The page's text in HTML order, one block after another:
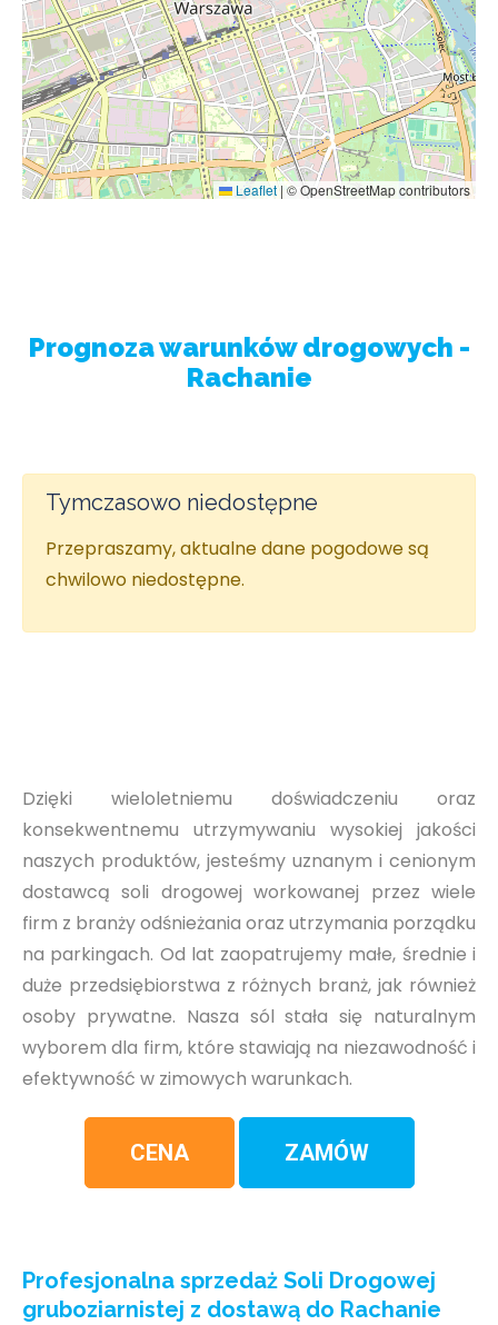
Leaflet | © OpenStreetMap contributors
Prognoza warunków drogowych -
Rachanie
Tymczasowo niedostępne
Przepraszamy, aktualne dane pogodowe są
chwilowo niedostępne.
Dzięki wieloletniemu doświadczeniu oraz
konsekwentnemu utrzymywaniu wysokiej jakości
naszych produktów, jesteśmy uznanym i cenionym
dostawcą soli drogowej workowanej przez wiele
firm z branży odśnieżania oraz utrzymania porządku
na parkingach. Od lat zaopatrujemy małe, średnie i
duże przedsiębiorstwa z różnych branż, jak również
osoby prywatne. Nasza sól stała się naturalnym
wyborem dla firm, które stawiają na niezawodność i
efektywność w zimowych warunkach.
CENA ZAMÓW
Profesjonalna sprzedaż Soli Drogowej
gruboziarnistej z dostawą do Rachanie